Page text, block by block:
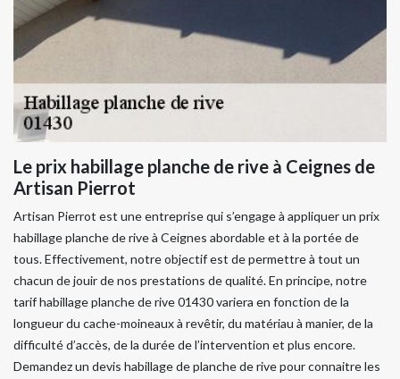
Le prix habillage planche de rive à Ceignes de
Artisan Pierrot
Artisan Pierrot est une entreprise qui s’engage à appliquer un prix
habillage planche de rive à Ceignes abordable et à la portée de
tous. Effectivement, notre objectif est de permettre à tout un
chacun de jouir de nos prestations de qualité. En principe, notre
tarif habillage planche de rive 01430 variera en fonction de la
longueur du cache-moineaux à revêtir, du matériau à manier, de la
difficulté d’accès, de la durée de l’intervention et plus encore.
Demandez un devis habillage de planche de rive pour connaitre les